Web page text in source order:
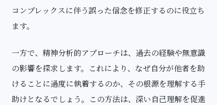
コンプレックスに伴う誤った信念を修正するのに役立ち
ます。
一方で、精神分析的アプローチは、過去の経験や無意識
の影響を探求します。これにより、なぜ自分が他者を助
けることに過度に執着するのか、その根源を理解する手
助けとなるでしょう。この方法は、深い自己理解を促進